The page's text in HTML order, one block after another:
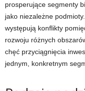
prosperujące segmenty
jako niezależne
występują konflikty
rozwoju różnych
chęć przyciągnięcia
jednym, konkretnym